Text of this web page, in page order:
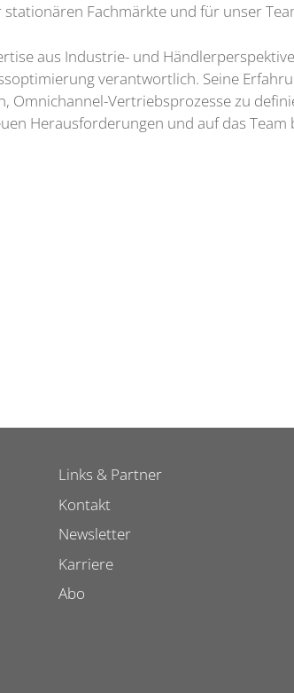
Fachmärkte und für unser
aus Industrie- und
verantwortlich. Seine
Omnichannel-Vertriebsprozesse zu
Herausforderungen und auf das
Links & Partner
Kontakt
Newsletter
Karriere
Abo